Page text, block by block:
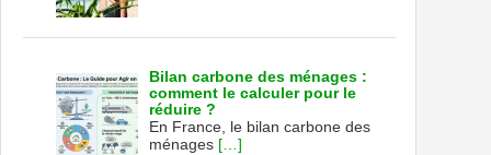
Bilan carbone des ménages :
comment le calculer pour le
réduire ?
En France, le bilan carbone des
ménages […]